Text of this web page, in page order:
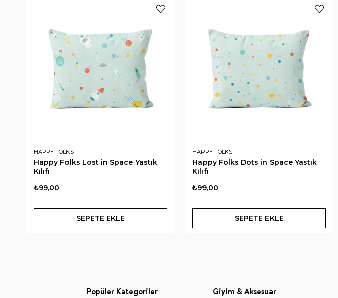
HAPPY FOLKS
Happy Folks Lost in Space Yastık
Kılıfı
₺99,00
SEPETE EKLE
HAPPY FOLKS
Happy Folks Dots in Space Yastık
Kılıfı
₺99,00
SEPETE EKLE
Popüler Kategoriler Giyim & Aksesuar